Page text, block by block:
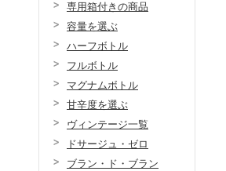
専用箱付きの商品
容量を選ぶ
ハーフボトル
フルボトル
マグナムボトル
甘辛度を選ぶ
ヴィンテージ一覧
ドサージュ・ゼロ
ブラン・ド・ブラン